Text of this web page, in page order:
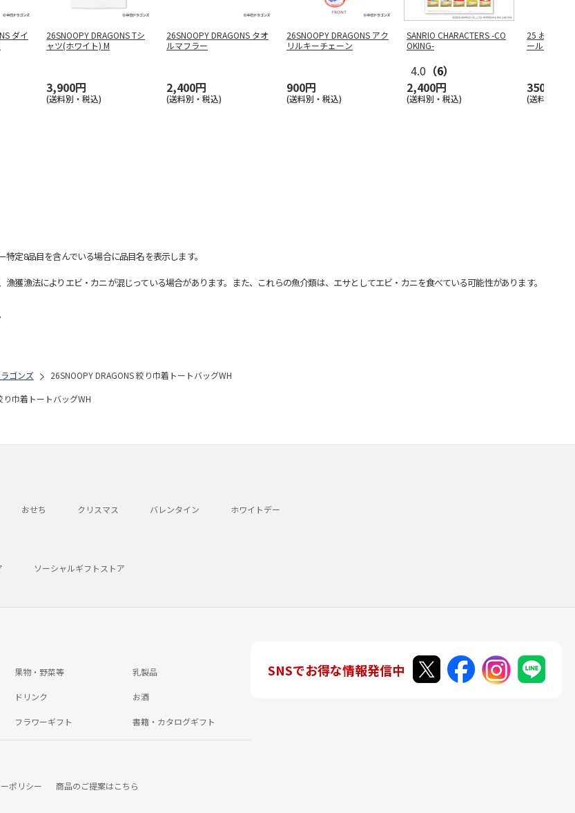
ダイ
26SNOOPY DRAGONS Tシ
ャツ(ホワイト) M
3,900円
(送料別・税込)
26SNOOPY DRAGONS タオ
ルマフラー
2,400円
(送料別・税込)
26SNOOPY DRAGONS アク
リルキーチェーン
900円
(送料別・税込)
SANRIO CHARACTERS -CO
OKING-
4.0 （6）
2,400円
(送料別・税込)
25 おくる
ール スヌ
350円
(送料別・税
定8品目を含んでいる場合に品目名を表示します。
漁法によりエビ・カニが混じっている場合があります。また、これらの魚介類は、エサとしてエビ・カニを食べている可能性があります。
ゴンズ
26SNOOPY DRAGONS 絞り巾着トートバッグWH
り巾着トートバッグWH
おせち クリスマス バレンタイン ホワイトデー
ソーシャルギフトストア
果物・野菜等 乳製品
ドリンク お酒
フラワーギフト 書籍・カタログギフト
ポリシー 商品のご提案はこちら
SNSでお得な情報発信中